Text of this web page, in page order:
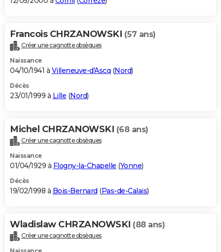
Francois CHRZANOWSKI (57 ans)
Créer une cagnotte obsèques
Naissance
04/10/1941 à Villeneuve-d'Ascq (Nord)
Décès
23/01/1999 à Lille (Nord)
Michel CHRZANOWSKI (68 ans)
Créer une cagnotte obsèques
Naissance
01/04/1929 à Flogny-la-Chapelle (Yonne)
Décès
19/02/1998 à Bois-Bernard (Pas-de-Calais)
Wladislaw CHRZANOWSKI (88 ans)
Créer une cagnotte obsèques